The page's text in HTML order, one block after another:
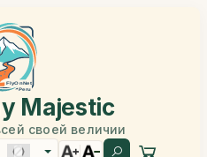
Majestic
своей величии